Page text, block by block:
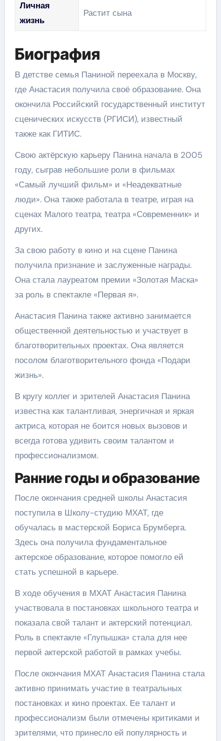
Личная
жизнь
Растит сына
Биография
В детстве семья Паниной переехала в Москву,
где Анастасия получила своё образование. Она
окончила Российский государственный институт
сценических искусств (РГИСИ), известный
также как ГИТИС.
Свою актёрскую карьеру Панина начала в 2005
году, сыграв небольшие роли в фильмах
«Самый лучший фильм» и «Неадекватные
люди». Она также работала в театре, играя на
сценах Малого театра, театра «Современник» и
других.
За свою работу в кино и на сцене Панина
получила признание и заслуженные награды.
Она стала лауреатом премии «Золотая Маска»
за роль в спектакле «Первая я».
Анастасия Панина также активно занимается
общественной деятельностью и участвует в
благотворительных проектах. Она является
посолом благотворительного фонда «Подари
жизнь».
В кругу коллег и зрителей Анастасия Панина
известна как талантливая, энергичная и яркая
актриса, которая не боится новых вызовов и
всегда готова удивить своим талантом и
профессионализмом.
Ранние годы и образование
После окончания средней школы Анастасия
поступила в Школу-студию МХАТ, где
обучалась в мастерской Бориса Брумберга.
Здесь она получила фундаментальное
актерское образование, которое помогло ей
стать успешной в карьере.
В ходе обучения в МХАТ Анастасия Панина
участвовала в постановках школьного театра и
показала свой талант и актерский потенциал.
Роль в спектакле «Глупышка» стала для нее
первой актерской работой в рамках учебы.
После окончания МХАТ Анастасия Панина стала
активно принимать участие в театральных
постановках и кино проектах. Ее талант и
профессионализм были отмечены критиками и
зрителями, что принесло ей популярность и